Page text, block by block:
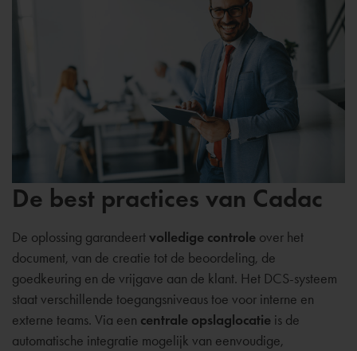
De best practices van Cadac
De oplossing garandeertvolledige controle over het
document, van de creatie tot de beoordeling, de
goedkeuring en de vrijgave aan de klant. Het DCS-systeem
staat verschillende toegangsniveaus toe voor interne en
externe teams. Via een centrale opslaglocatie is de
automatische integratie mogelijk van eenvoudige,